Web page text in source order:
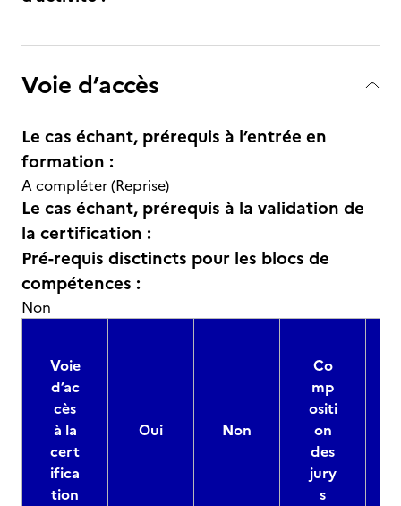
Voie d’accès
Le cas échant, prérequis à l’entrée en
formation :
A compléter (Reprise)
Le cas échant, prérequis à la validation de
la certification :
Pré-requis disctincts pour les blocs de
compétences :
Non
Voie
d’ac
cès
à la
cert
ifica
tion
Oui Non
Co
mp
ositi
on
des
jury
s